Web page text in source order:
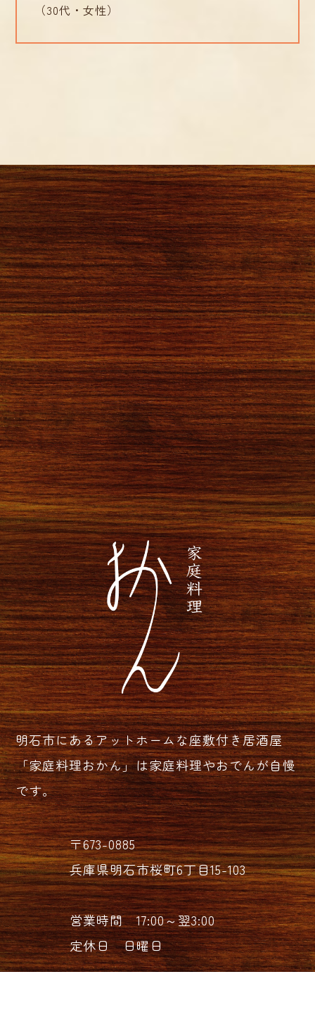
（30代・女性）
明石市にあるアットホームな座敷付き居酒屋
「家庭料理おかん」は家庭料理やおでんが自慢
です。
〒673-0885
兵庫県明石市桜町6丁目15-103
営業時間 17:00～翌3:00
定休日 日曜日